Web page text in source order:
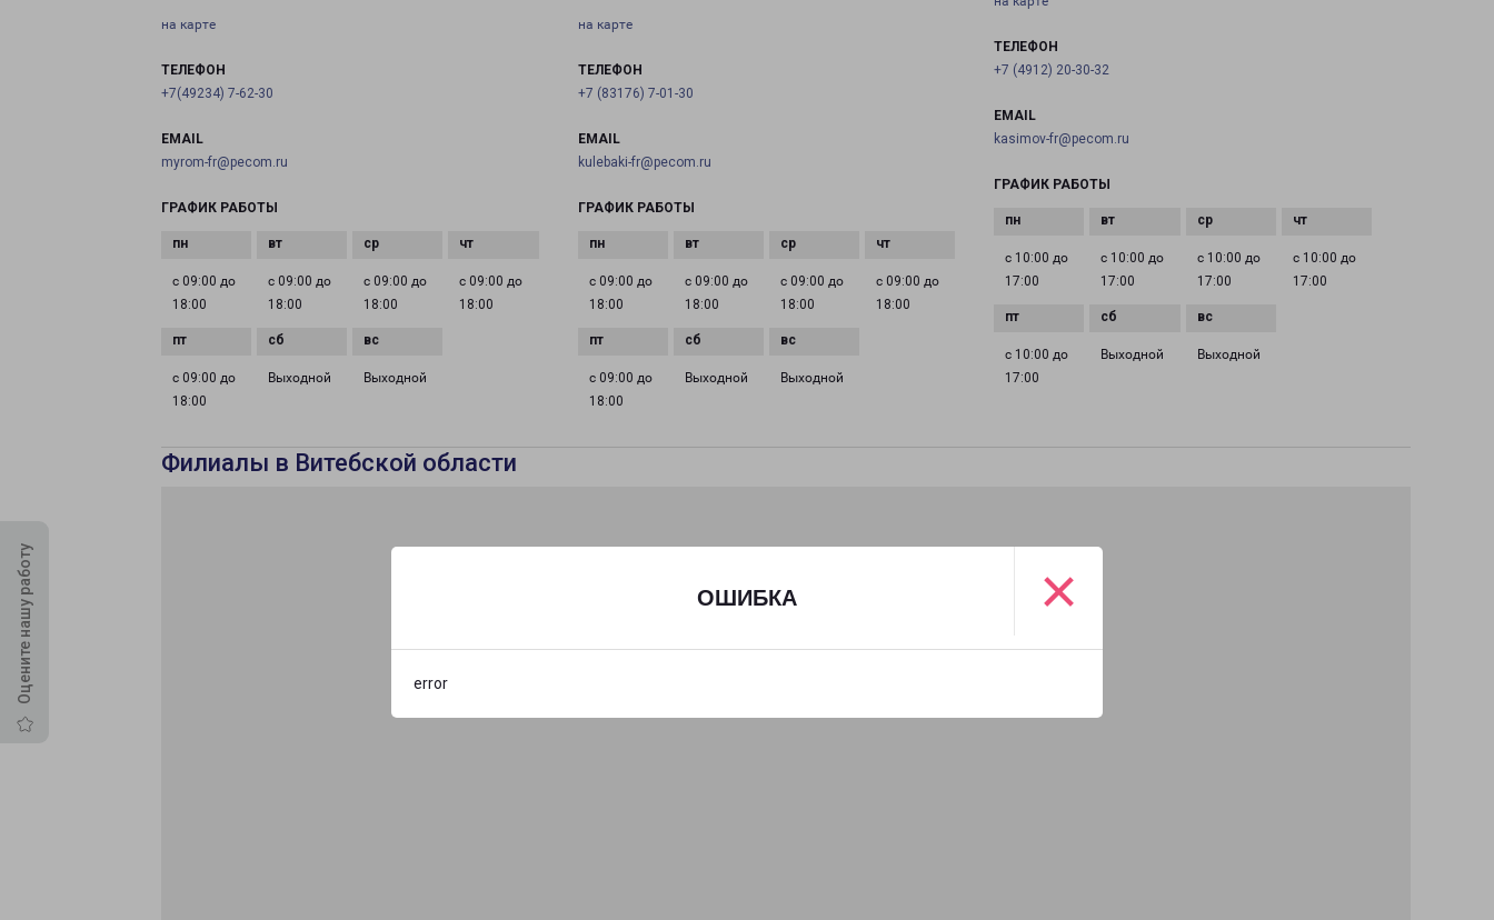
ОШИБКА
error
×
Оцените нашу работу
на карте
ТЕЛЕФОН
+7(49234) 7-62-30
EMAIL
myrom-fr@pecom.ru
ГРАФИК РАБОТЫ
с 09:00 до
18:00
с 09:00 до
18:00
с 09:00 до
18:00
с 09:00 до
18:00
с 09:00 до
18:00
Выходной Выходной
на карте
ТЕЛЕФОН
+7 (83176) 7-01-30
EMAIL
kulebaki-fr@pecom.ru
ГРАФИК РАБОТЫ
с 09:00 до
18:00
с 09:00 до
18:00
с 09:00 до
18:00
с 09:00 до
18:00
с 09:00 до
18:00
Выходной Выходной
ТЕЛЕФОН
+7 (4912) 20-30-32
EMAIL
kasimov-fr@pecom.ru
ГРАФИК РАБОТЫ
с 10:00 до
17:00
с 10:00 до
17:00
с 10:00 до
17:00
с 10:00 до
17:00
с 10:00 до
17:00
Выходной Выходной
Филиалы в Витебской области